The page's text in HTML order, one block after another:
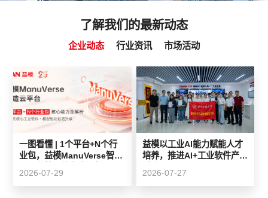
了解我们的最新动态
企业动态 行业资讯 市场活动
一图看懂 | 1个平台+N个行
业包，益模ManuVerse智造
2026-07-29
益模以工业AI能力赋能人才
培养，推进AI+工业软件产教
2026-07-27